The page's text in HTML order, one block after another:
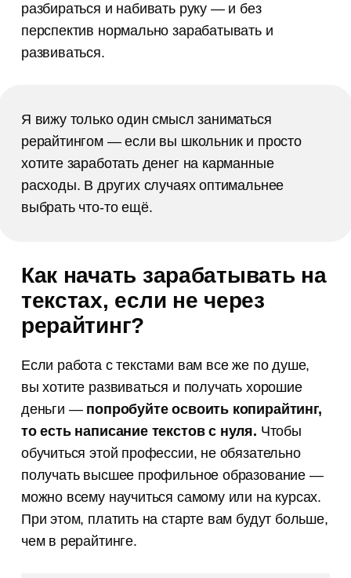
разбираться и набивать руку — и без
перспектив нормально зарабатывать и
развиваться.
Я вижу только один смысл заниматься
рерайтингом — если вы школьник и просто
хотите заработать денег на карманные
расходы. В других случаях оптимальнее
выбрать что-то ещё.
Как начать зарабатывать на
текстах, если не через
рерайтинг?
Если работа с текстами вам все же по душе,
вы хотите развиваться и получать хорошие
деньги — попробуйте освоить копирайтинг,
то есть написание текстов с нуля. Чтобы
обучиться этой профессии, не обязательно
получать высшее профильное образование —
можно всему научиться самому или на курсах.
При этом, платить на старте вам будут больше,
чем в рерайтинге.